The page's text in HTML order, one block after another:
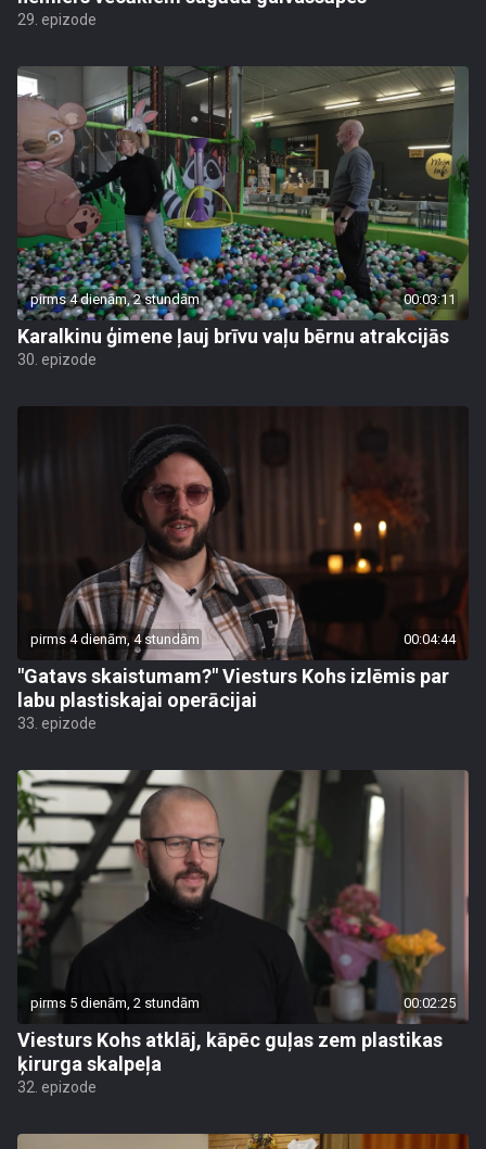
29. epizode
pirms 4 dienām, 2 stundām 00:03:11
Karalkinu ģimene ļauj brīvu vaļu bērnu atrakcijās
30. epizode
pirms 4 dienām, 4 stundām 00:04:44
"Gatavs skaistumam?" Viesturs Kohs izlēmis par
labu plastiskajai operācijai
33. epizode
pirms 5 dienām, 2 stundām 00:02:25
Viesturs Kohs atklāj, kāpēc guļas zem plastikas
ķirurga skalpeļa
32. epizode